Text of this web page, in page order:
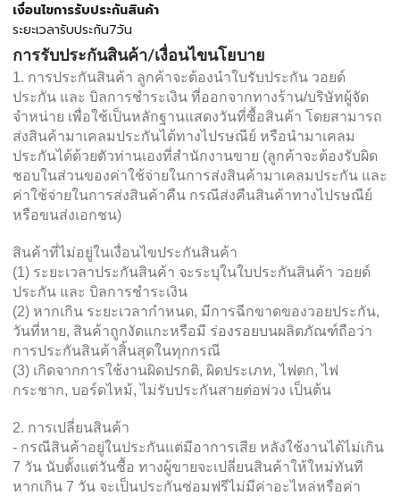
เงื่อนไขการรับประกันสินค้า
ระยะเวลารับประกัน7วัน
การรับประกันสินค้า/เงื่อนไขนโยบาย
1. การประกันสินค้า ลูกค้าจะต้องนำใบรับประกัน วอยด์
ประกัน และ บิลการชำระเงิน ที่ออกจากทางร้าน/บริษัทผู้จัด
จำหน่าย เพื่อใช้เป็นหลักฐานแสดงวันที่ซื้อสินค้า โดยสามารถ
ส่งสินค้ามาเคลมประกันได้ทางไปรษณีย์ หรือนำมาเคลม
ประกันได้ด้วยตัวท่านเองที่สำนักงานขาย (ลูกค้าจะต้องรับผิด
ชอบในส่วนของค่าใช้จ่ายในการส่งสินค้ามาเคลมประกัน และ
ค่าใช้จ่ายในการส่งสินค้าคืน กรณีส่งคืนสินค้าทางไปรษณีย์
หรือขนส่งเอกชน)
สินค้าที่ไม่อยู่ในเงื่อนไขประกันสินค้า
(1) ระยะเวลาประกันสินค้า จะระบุในใบประกันสินค้า วอยด์
ประกัน และ บิลการชำระเงิน
(2) หากเกิน ระยะเวลากำหนด, มีการฉีกขาดของวอยประกัน,
วันที่หาย, สินค้าถูกงัดแกะหรือมี ร่องรอยบนผลิตภัณฑ์ถือว่า
การประกันสินค้าสิ้นสุดในทุกกรณี
(3) เกิดจากการใช้งานผิดปรกติ, ผิดประเภท, ไฟตก, ไฟ
กระชาก, บอร์ดไหม้, ไม่รับประกันสายต่อพ่วง เป็นต้น
2. การเปลี่ยนสินค้า
- กรณีสินค้าอยู่ในประกันแต่มีอาการเสีย หลังใช้งานได้ไม่เกิน
7 วัน นับตั้งแต่วันซื้อ ทางผู้ขายจะเปลี่ยนสินค้าให้ใหม่ทันที
หากเกิน 7 วัน จะเป็นประกันซ่อมฟรีไม่มีค่าอะไหล่หรือค่า